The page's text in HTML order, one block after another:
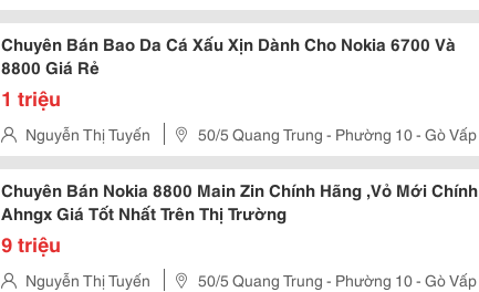
Chuyên Bán Bao Da Cá Xấu Xịn Dành Cho Nokia 6700 Và
8800 Giá Rẻ
1 triệu
Nguyễn Thị Tuyến 50/5 Quang Trung - Phường 10 - Gò Vấp
Chuyên Bán Nokia 8800 Main Zin Chính Hãng ,Vỏ Mới Chính
Ahngx Giá Tốt Nhất Trên Thị Trường
9 triệu
Nguyễn Thị Tuyến 50/5 Quang Trung - Phường 10 - Gò Vấp